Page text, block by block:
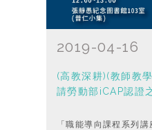
2019-04-16
(高教深耕)(教師教
請勞動部iCAP認證
「職能導向課程系列